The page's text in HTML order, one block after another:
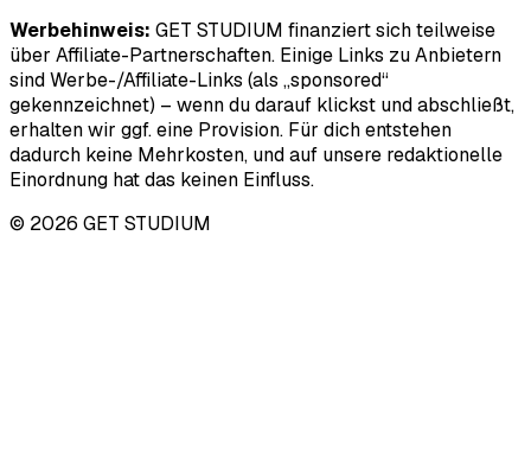
Werbehinweis: GET STUDIUM finanziert sich teilweise
über Affiliate-Partnerschaften. Einige Links zu Anbietern
sind Werbe-/Affiliate-Links (als „sponsored“
gekennzeichnet) – wenn du darauf klickst und abschließt,
erhalten wir ggf. eine Provision. Für dich entstehen
dadurch keine Mehrkosten, und auf unsere redaktionelle
Einordnung hat das keinen Einfluss.
© 2026 GET STUDIUM